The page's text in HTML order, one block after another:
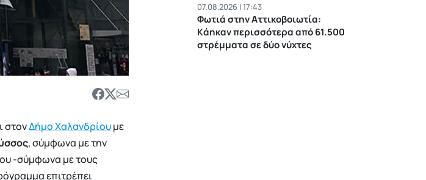
στονΔήμο Χαλανδρίουμε
, σύμφωνα με την
-σύμφωνα με τους
επιτρέπει
07.08.2026 | 17:43
Φωτιά στην Αττικοβοιωτία:
Kάηκαν περισσότερα από 61.500
στρέμματα σε δύο νύχτες